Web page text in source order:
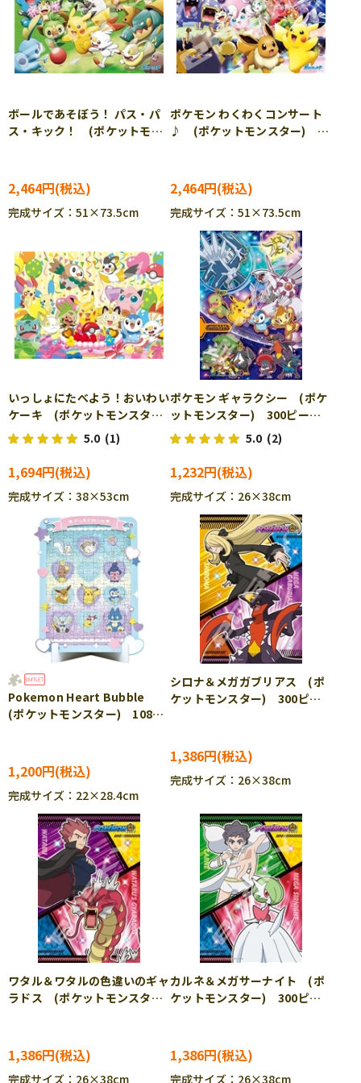
ボールであそぼう！ パス・パ
ス・キック！ (ポケットモン
［CP-PO］
2,464円
完成サイズ：51×73.5cm
ポケモン わくわくコンサート
♪ (ポケットモンスター)
PO］
2,464円
完成サイズ：51×73.5cm
いっしょにたべよう！おいわい
ケーキ (ポケットモンスタ
ー) 500ピース ジグソーパ
ズル ENS-500-371 ［CP-
PO］
5.0 (1)
1,694円
完成サイズ：38×53cm
ポケモン ギャラクシー (ポケ
ットモンスター) 300ピー
ス ジグソーパズル ENS-
300-1906 ［CP-PO］
5.0 (2)
1,232円
完成サイズ：26×38cm
Pokemon Heart Bubble
(ポケットモンスター) 108ピ
1,200円
完成サイズ：22×28.4cm
シロナ＆メガガブリアス (ポ
ケットモンスター) 300ピー
1,386円
完成サイズ：26×38cm
ワタル＆ワタルの色違いのギャ
ラドス (ポケットモンスタ
PO］
1,386円
完成サイズ：26×38cm
カルネ＆メガサーナイト (ポ
ケットモンスター) 300ピー
1,386円
完成サイズ：26×38cm